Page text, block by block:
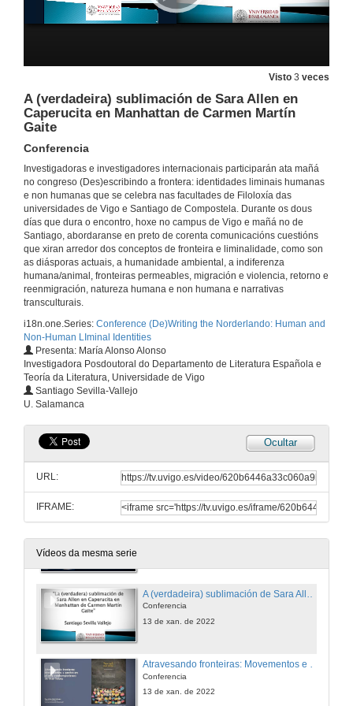
Visto 3 veces
A (verdadeira) sublimación de Sara Allen en
Caperucita en Manhattan de Carmen Martín
Gaite
Conferencia
Investigadoras e investigadores internacionais participarán ata mañá
no congreso (Des)escribindo a frontera: identidades liminais humanas
e non humanas que se celebra nas facultades de Filoloxía das
universidades de Vigo e Santiago de Compostela. Durante os dous
días que dura o encontro, hoxe no campus de Vigo e mañá no de
Santiago, abordaranse en preto de corenta comunicacións cuestións
que xiran arredor dos conceptos de fronteira e liminalidade, como son
as diásporas actuais, a humanidade ambiental, a indiferenza
humana/animal, fronteiras permeables, migración e violencia, retorno e
reenmigración, natureza humana e non humana e narrativas
transculturais.
i18n.one.Series: Conference (De)Writing the Norderlando: Human and
Non-Human LIminal Identities
Presenta: María Alonso Alonso
Investigadora Posdoutoral do Departamento de Literatura Española e
Teoría da Literatura, Universidade de Vigo
Santiago Sevilla-Vallejo
U. Salamanca
Ocultar
URL:
IFRAME:
Vídeos da mesma serie
Presentation of the book: A different Eden
Conferencia
13 de xan. de 2022
Devir animal, devir máquina: corpos trans*, erotismo e axencia en catro relatos galegos de ciencia ficción
Conferencia
13 de xan. de 2022
Conferencia
13 de xan. de 2022
Devir animal e vexetal na obra de Claudia R. Sampaio
Conferencia
13 de xan. de 2022
Editores galegos en América Latina
Conferencia
13 de xan. de 2022
Atravesando fronteiras: Movementos e xestos na arte contemporánea de Bab Sebta
Conferencia
13 de xan. de 2022